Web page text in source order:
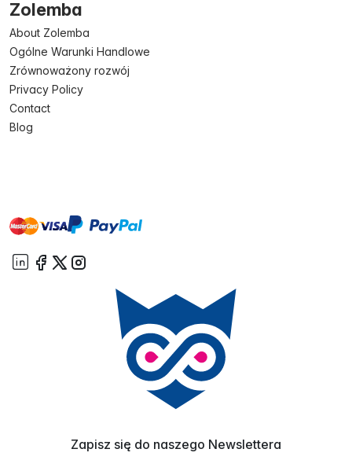
Zolemba
About Zolemba
Ogólne Warunki Handlowe
Zrównoważony rozwój
Privacy Policy
Contact
Blog
mastervisa paypal
Zapisz się do naszego Newslettera